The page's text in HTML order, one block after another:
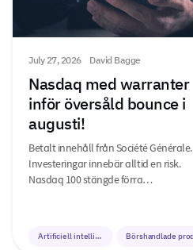
July 27, 2026 David Bagge
Nasdaq med warranter
inför översåld bounce i
augusti!
Betalt innehåll från Société Générale.
Investeringar innebär alltid en risk.
Nasdaq 100 stängde förra…
Artificiell intelligens